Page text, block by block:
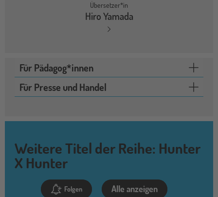
Übersetzer*in
Hiro Yamada
Für Pädagog*innen
Für Presse und Handel
Weitere Titel der Reihe: Hunter
X Hunter
Folgen Alle anzeigen